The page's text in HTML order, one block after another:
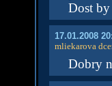
Dost
17.01.2008
mliekarova
Dobry